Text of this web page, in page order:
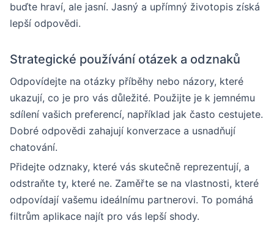
buďte hraví, ale jasní. Jasný a upřímný životopis získá
lepší odpovědi.
Strategické používání otázek a odznaků
Odpovídejte na otázky příběhy nebo názory, které
ukazují, co je pro vás důležité. Použijte je k jemnému
sdílení vašich preferencí, například jak často cestujete.
Dobré odpovědi zahajují konverzace a usnadňují
chatování.
Přidejte odznaky, které vás skutečně reprezentují, a
odstraňte ty, které ne. Zaměřte se na vlastnosti, které
odpovídají vašemu ideálnímu partnerovi. To pomáhá
filtrům aplikace najít pro vás lepší shody.